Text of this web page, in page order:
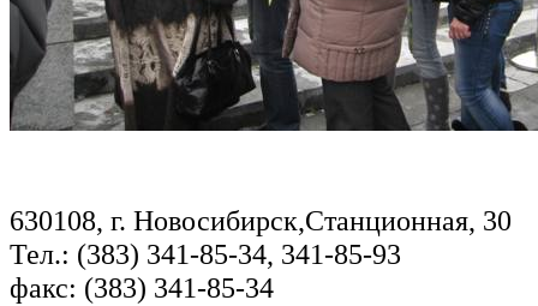
630108, г. Новосибирск,Станционная, 30
Тел.: (383) 341-85-34, 341-85-93
факс: (383) 341-85-34